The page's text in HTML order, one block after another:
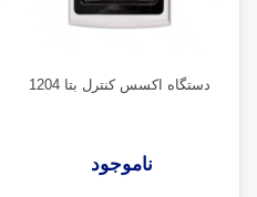
دستگاه اکسس کنترل بتا 1204
ناموجود